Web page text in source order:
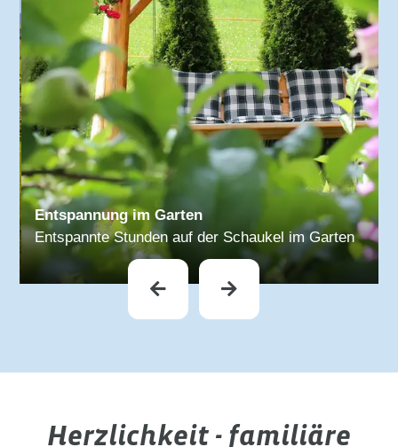
Entspannung im Garten
Entspannte Stunden auf der Schaukel im Garten
Herzlichkeit - familiäre